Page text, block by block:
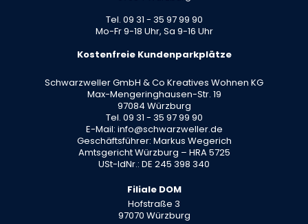
Tel. 09 31 - 35 97 99 90
Mo-Fr 9-18 Uhr, Sa 9-16 Uhr
Kostenfreie Kundenparkplätze
Schwarzweller GmbH & Co Kreatives Wohnen KG
Max-Mengeringhausen-Str. 19
97084 Würzburg
Tel. 09 31 - 35 97 99 90
E-Mail: info@schwarzweller.de
Geschäftsführer: Markus Wegerich
Amtsgericht Würzburg – HRA 5725
USt-IdNr.: DE 245 398 340
Filiale DOM
Hofstraße 3
97070 Würzburg